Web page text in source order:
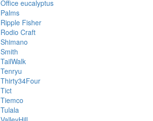
Office eucalyptus
Palms
Ripple Fisher
Rodio Craft
Shimano
Smith
TailWalk
Tenryu
Thirty34Four
Tict
Tiemco
Tulala